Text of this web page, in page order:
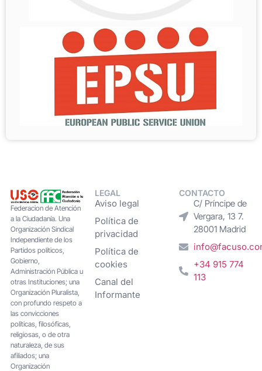
Federacion de Atención
a la Ciudadanía. Una
Organización Sindical
Independiente de los
Partidos políticos,
Gobierno,
Administración Pública u
otras Instituciones; una
Organización Pluralista,
con profundo respeto a
las convicciones
políticas, filosóficas,
religiosas, o de otra
naturaleza, de sus
afiliados; una
Organización
LEGAL
Aviso legal
Política de
privacidad
Política de
cookies
Canal del
Informante
CONTACTO
C/ Príncipe de
Vergara, 13 7.
28001 Madrid
+34 915 774
113